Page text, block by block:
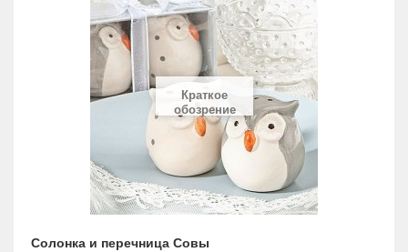
Краткое
обозрение
Солонка и перечница Совы